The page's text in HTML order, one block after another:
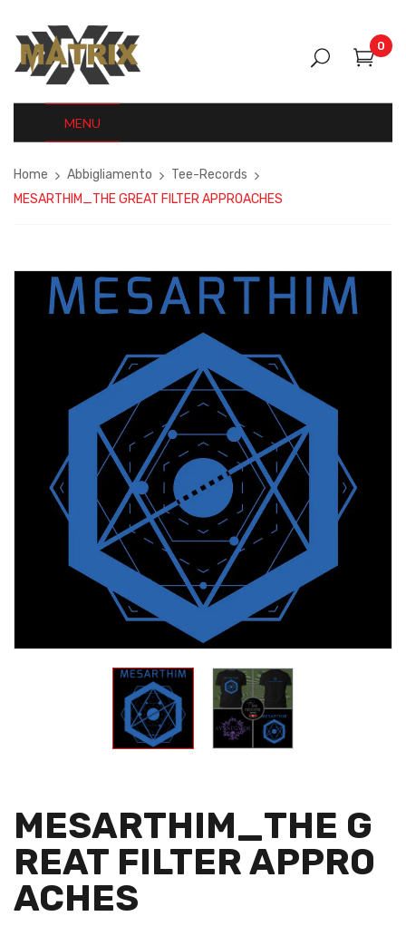
0
MENU
Home Abbigliamento
Tee-Records
MESARTHIM_THE GREAT FILTER APPROACHES
MESARTHIM_THE G
REAT FILTER APPRO
ACHES